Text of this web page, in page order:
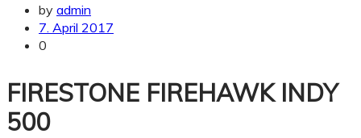
by admin
7. April 2017
0
FIRESTONE FIREHAWK INDY
500